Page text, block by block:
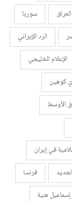
العراق
سوريا
الرد الإيراني
الإعلام الخليجي
كوهين
الأوسط
في إيران
فرنسا
إسماعيل هنية